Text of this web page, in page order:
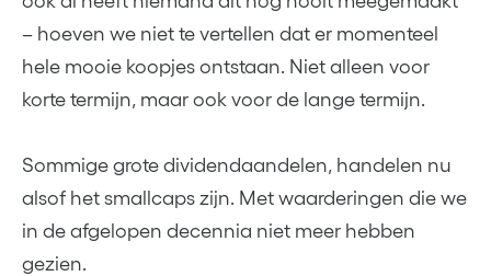
– hoeven we niet te vertellen dat er momenteel
hele mooie koopjes ontstaan. Niet alleen voor
korte termijn, maar ook voor de lange termijn.
Sommige grote dividendaandelen, handelen nu
alsof het smallcaps zijn. Met waarderingen die we
in de afgelopen decennia niet meer hebben
gezien.